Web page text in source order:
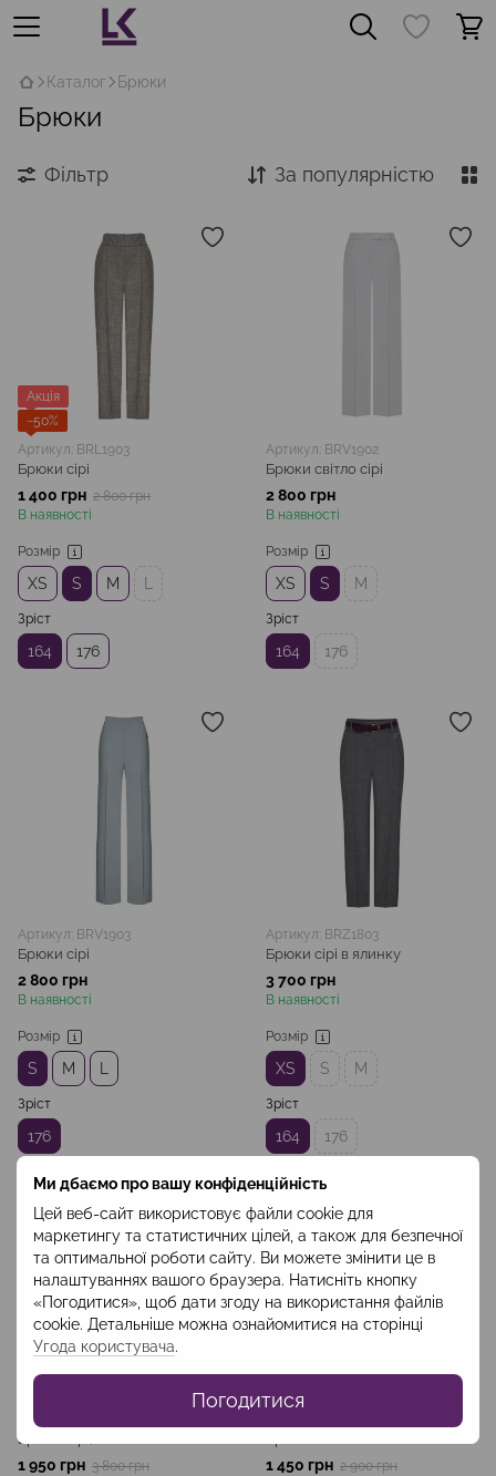
Ми дбаємо про вашу конфіденційність
Цей веб-сайт використовує файли cookie для
маркетингу та статистичних цілей, а також для безпечної
та оптимальної роботи сайту. Ви можете змінити це в
налаштуваннях вашого браузера. Натисніть кнопку
«Погодитися», щоб дати згоду на використання файлів
cookie. Детальніше можна ознайомитися на сторінці
Угода користувача.
Погодитися
Каталог Брюки
Брюки
Фільтр За популярністю
Акція
−50%
Артикул: BRL1903
Брюки cірі
1 400 грн 2 800 грн
В наявності
Розмір
XS S M
Зріст
164 176
Артикул: BRV1902
Брюки світло сірі
2 800 грн
В наявності
Розмір
XS S M
Зріст
164 176
Артикул: BRV1903
Брюки cірі
2 800 грн
В наявності
Розмір
S M
Зріст
176
Артикул: BRZ1803
Брюки сірі в ялинку
3 700 грн
В наявності
Розмір
XS S M
Зріст
164 176
Артикул: BRZ1804
Брюки сірі, вовняні
1 950 грн 3 800 грн
1 450 грн 2 900 грн